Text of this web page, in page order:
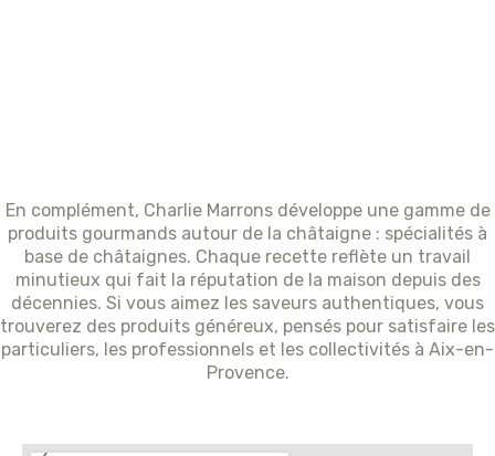
En complément, Charlie Marrons développe une gamme de
produits gourmands autour de la châtaigne : spécialités à
base de châtaignes. Chaque recette reflète un travail
minutieux qui fait la réputation de la maison depuis des
décennies. Si vous aimez les saveurs authentiques, vous
trouverez des produits généreux, pensés pour satisfaire les
particuliers, les professionnels et les collectivités à Aix-en-
Provence.